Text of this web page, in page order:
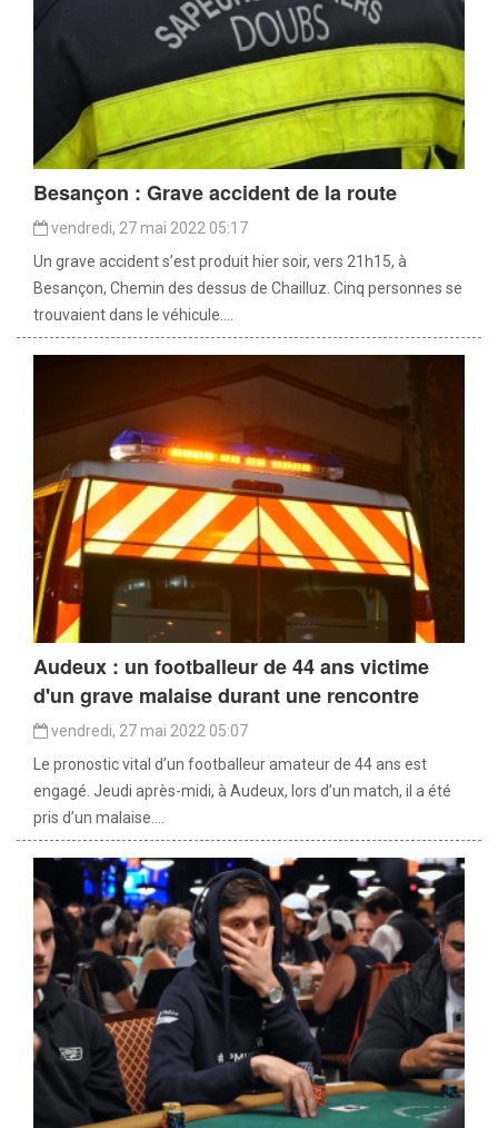
Besançon : Grave accident de la route
vendredi, 27 mai 2022 05:17
Un grave accident s’est produit hier soir, vers 21h15, à
Besançon, Chemin des dessus de Chailluz. Cinq personnes se
trouvaient dans le véhicule....
Audeux : un footballeur de 44 ans victime
d'un grave malaise durant une rencontre
vendredi, 27 mai 2022 05:07
Le pronostic vital d’un footballeur amateur de 44 ans est
engagé. Jeudi après-midi, à Audeux, lors d’un match, il a été
pris d’un malaise....